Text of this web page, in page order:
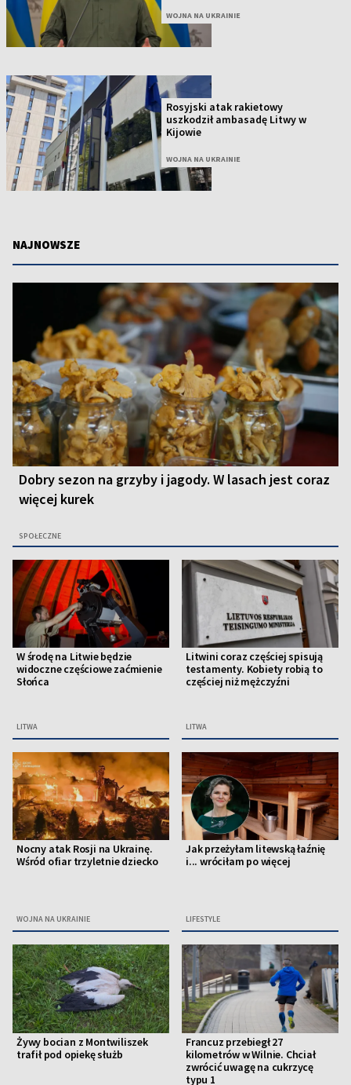
WOJNA NA UKRAINIE
Rosyjski atak rakietowy
uszkodził ambasadę Litwy w
Kijowie
WOJNA NA UKRAINIE
NAJNOWSZE
Dobry sezon na grzyby i jagody. W lasach jest coraz
więcej kurek
SPOŁECZNE
W środę na Litwie będzie
widoczne częściowe zaćmienie
Słońca
LITWA
Litwini coraz częściej spisują
testamenty. Kobiety robią to
częściej niż mężczyźni
LITWA
Nocny atak Rosji na Ukrainę.
Wśród ofiar trzyletnie dziecko
WOJNA NA UKRAINIE
Jak przeżyłam litewską łaźnię
i... wróciłam po więcej
LIFESTYLE
Żywy bocian z Montwiliszek
trafił pod opiekę służb
Francuz przebiegł 27
kilometrów w Wilnie. Chciał
zwrócić uwagę na cukrzycę
typu 1